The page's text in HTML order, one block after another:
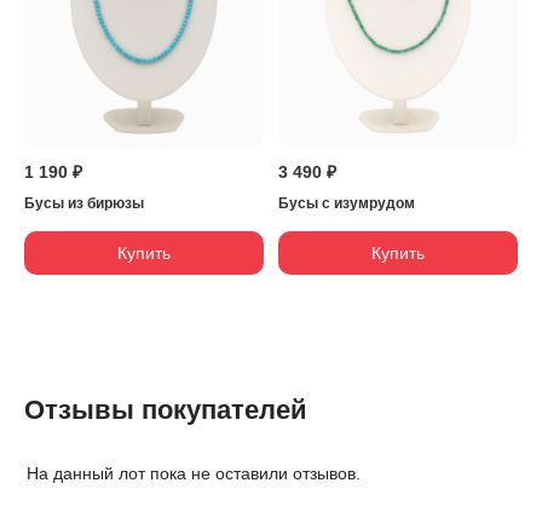
1 190 ₽
Бусы из бирюзы
Купить
3 490 ₽
Бусы с изумрудом
Купить
Отзывы покупателей
На данный лот пока не оставили отзывов.